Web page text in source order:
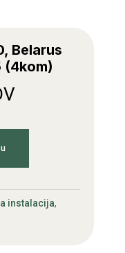
Belarus
(4kom)
instalacija,